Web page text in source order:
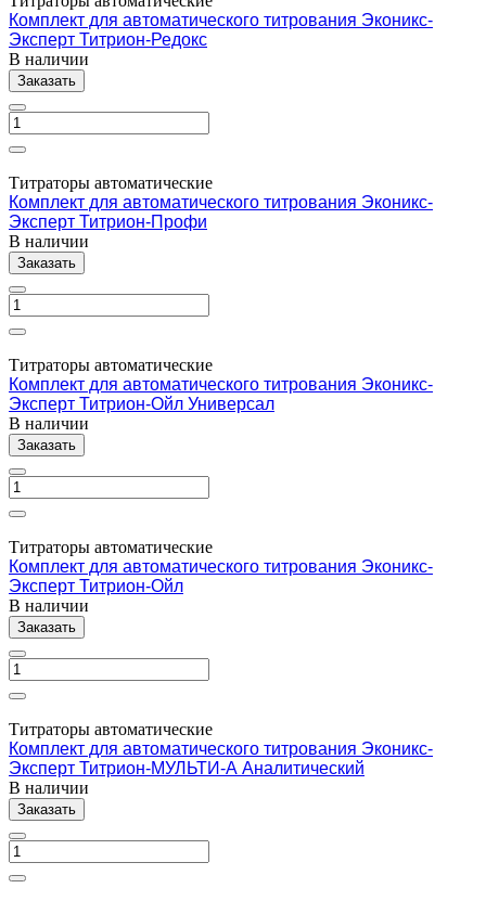
Комплект для автоматического титрования Эконикс-
Эксперт Титрион-Редокс
В наличии
Заказать
Титраторы автоматические
Комплект для автоматического титрования Эконикс-
Эксперт Титрион-Профи
В наличии
Заказать
Титраторы автоматические
Комплект для автоматического титрования Эконикс-
Эксперт Титрион-Ойл Универсал
В наличии
Заказать
Титраторы автоматические
Комплект для автоматического титрования Эконикс-
Эксперт Титрион-Ойл
В наличии
Заказать
Титраторы автоматические
Комплект для автоматического титрования Эконикс-
Эксперт Титрион-МУЛЬТИ-А Аналитический
В наличии
Заказать